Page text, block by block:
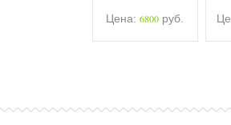
Цена: 6800 руб.